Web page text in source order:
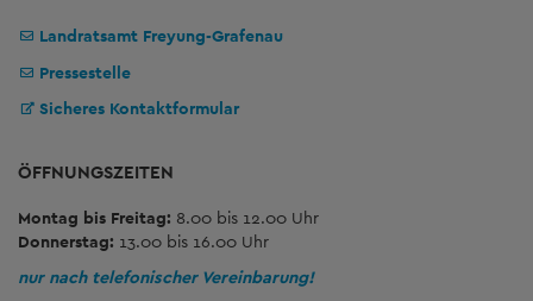
Landratsamt Freyung-Grafenau
Pressestelle
Sicheres Kontaktformular
ÖFFNUNGSZEITEN
Montag bis Freitag: 8.00 bis 12.00 Uhr
Donnerstag: 13.00 bis 16.00 Uhr
nur nach telefonischer Vereinbarung!